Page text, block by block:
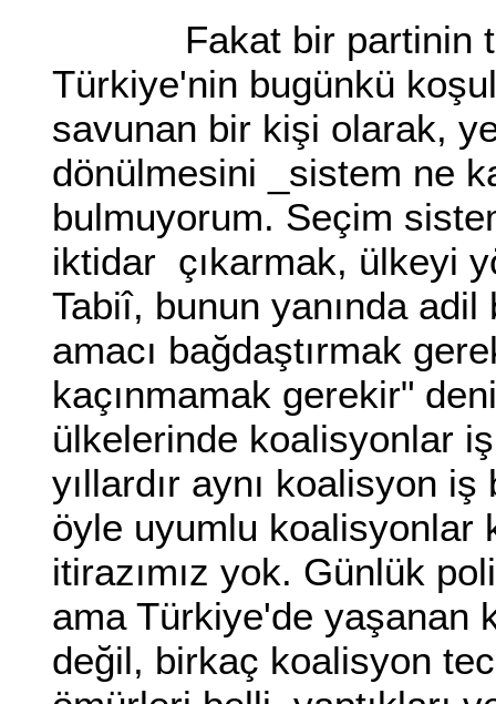
Fakat bir partinin tek
Türkiye'nin bugünkü
savunan bir kişi olarak,
dönülmesini _sistem ne
bulmuyorum. Seçim
iktidar çıkarmak, ülkeyi
Tabiî, bunun yanında
amacı bağdaştırmak
kaçınmamak gerekir"
ülkelerinde koalisyonlar
yıllardır aynı koalisyon
öyle uyumlu koalisyonlar
itirazımız yok. Günlük
ama Türkiye'de yaşanan
değil, birkaç koalisyon